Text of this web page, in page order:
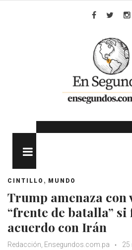
CINTILLO , MUNDO
Trump amenaza con
“frente de batalla” si
acuerdo con Irán
Redacción, Ensegundos.com.pa
25